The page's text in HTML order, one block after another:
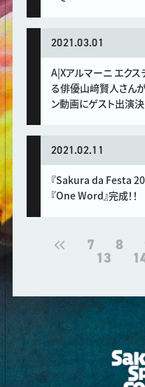
2021.03.01
A|Xアルマーニ エクス
る俳優山﨑賢人さん
ン動画にゲスト出演決
2021.02.11
『Sakura da Festa
『One Word』完成！！
7 8
13